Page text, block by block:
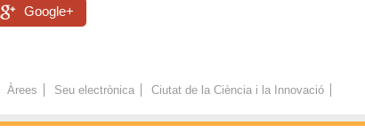
Google+
Àrees Seu electrònica Ciutat de la Ciència i la Innovació